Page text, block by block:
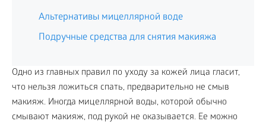
Альтернативы мицеллярной воде
Подручные средства для снятия макияжа
Одно из главных правил по уходу за кожей лица гласит,
что нельзя ложиться спать, предварительно не смыв
макияж. Иногда мицеллярной воды, которой обычно
смывают макияж, под рукой не оказывается. Ее можно